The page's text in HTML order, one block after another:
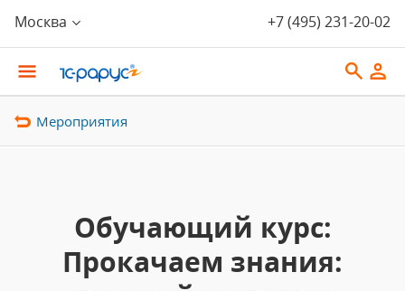
Москва +7 (495) 231-20-02
Мероприятия
Обучающий курс:
Прокачаем знания: